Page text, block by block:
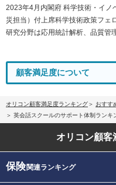
2023年4月内閣府 科学技術・イノ
災担当）付上席科学技術政策フェ
研究分野は応用統計解析、品質管
顧客満足度について
オリコン顧客満足度ランキング おすす
英会話スクールのサポート体制ランキ
オリコン顧客
保険関連ランキング